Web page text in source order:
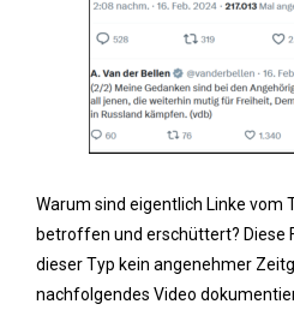
Warum sind eigentlich Linke vom
betroffen und erschüttert? Diese
dieser Typ kein angenehmer
nachfolgendes Video